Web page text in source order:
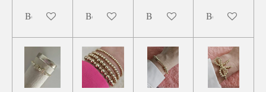
Bekijk details Bekijk details Bekijk details Bekijk details